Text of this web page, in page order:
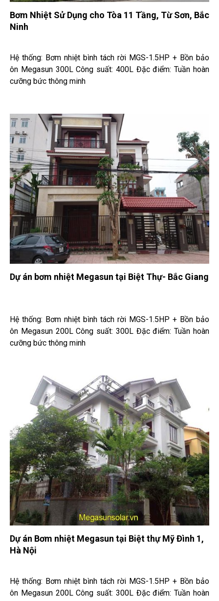
Bơm Nhiệt Sử Dụng cho Tòa 11 Tầng, Từ Sơn, Bắc
Ninh
Hệ thống: Bơm nhiệt bình tách rời MGS-1.5HP + Bồn bảo
ôn Megasun 300L Công suất: 400L Đặc điểm: Tuần hoàn
cưỡng bức thông minh
Dự án bơm nhiệt Megasun tại Biệt Thự- Bắc Giang
Hệ thống: Bơm nhiệt bình tách rời MGS-1.5HP + Bồn bảo
ôn Megasun 200L Công suất: 300L Đặc điểm: Tuần hoàn
cưỡng bức thông minh
Dự án Bơm nhiệt Megasun tại Biệt thự Mỹ Đình 1,
Hà Nội
Hệ thống: Bơm nhiệt bình tách rời MGS-1.5HP + Bồn bảo
ôn Megasun 200L Công suất: 300L Đặc điểm: Tuần hoàn